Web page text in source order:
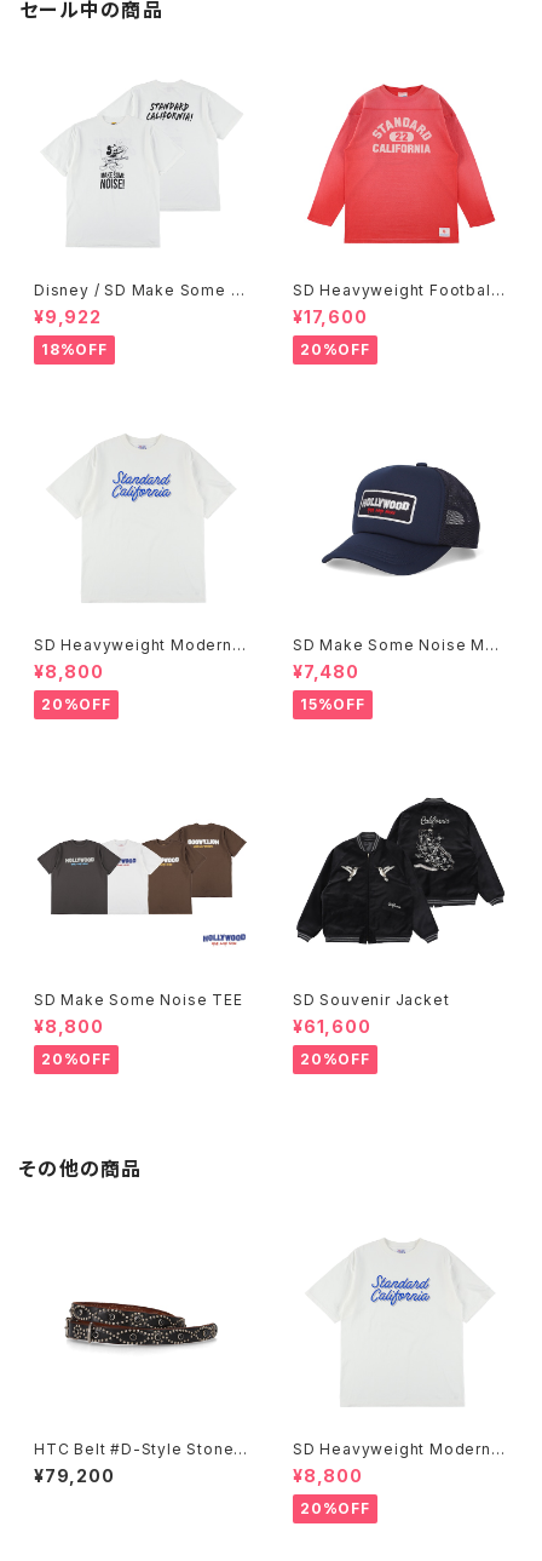
セール中の商品
Disney / SD Make Some N
oise T
¥9,922
18%OFF
SD Heavyweight Football
Logo LS T VW
¥17,600
20%OFF
SD Heavyweight Modern T
wist Signs Logo T
¥8,800
20%OFF
SD Make Some Noise Mes
h Cap
¥7,480
15%OFF
SD Make Some Noise TEE
¥8,800
20%OFF
SD Souvenir Jacket
¥61,600
20%OFF
その他の商品
HTC Belt #D-Style Stone
0.75
¥79,200
SD Heavyweight Modern T
wist Signs Logo T
¥8,800
20%OFF